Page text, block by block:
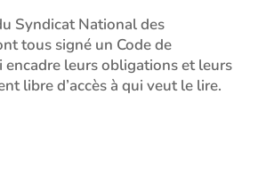
Syndicat National des
tous signé un Code de
leurs obligations et leurs
libre d’accès à qui veut le lire.